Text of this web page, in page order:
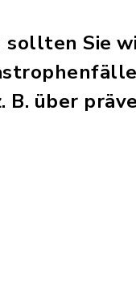
Sie
B. über